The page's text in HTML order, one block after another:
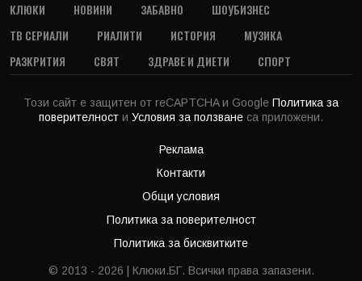
КЛЮКИ НОВИНИ ЗАБАВНО
ШОУБИЗНЕС
ТВ СЕРИАЛИ
РИАЛИТИ ИСТОРИЯ
МУЗИКА
РАЗКРИТИЯ
СВЯТ ЗДРАВЕ И ДИЕТИ СПОРТ
Този сайт е защитен от reCAPTCHA и Google Политика за
поверителност и Условия за ползване са приложени.
Реклама
Контакти
Общи условия
Политика за поверителност
Политика за бисквитките
© 2013 - 2026 | Клюки.БГ. Всички права запазени.